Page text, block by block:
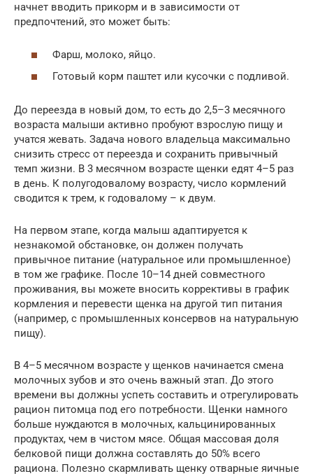
начнет вводить прикорм и в зависимости от
предпочтений, это может быть:
Фарш, молоко, яйцо.
Готовый корм паштет или кусочки с подливой.
До переезда в новый дом, то есть до 2,5–3 месячного
возраста малыши активно пробуют взрослую пищу и
учатся жевать. Задача нового владельца максимально
снизить стресс от переезда и сохранить привычный
темп жизни. В 3 месячном возрасте щенки едят 4–5 раз
в день. К полугодовалому возрасту, число кормлений
сводится к трем, к годовалому – к двум.
На первом этапе, когда малыш адаптируется к
незнакомой обстановке, он должен получать
привычное питание (натуральное или промышленное)
в том же графике. После 10–14 дней совместного
проживания, вы можете вносить коррективы в график
кормления и перевести щенка на другой тип питания
(например, с промышленных консервов на натуральную
пищу).
В 4–5 месячном возрасте у щенков начинается смена
молочных зубов и это очень важный этап. До этого
времени вы должны успеть составить и отрегулировать
рацион питомца под его потребности. Щенки намного
больше нуждаются в молочных, кальцинированных
продуктах, чем в чистом мясе. Общая массовая доля
белковой пищи должна составлять до 50% всего
рациона. Полезно скармливать щенку отварные яичные